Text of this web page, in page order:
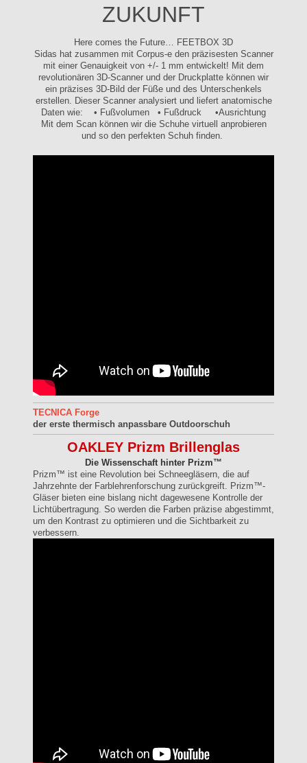
ZUKUNFT
Here comes the Future… FEETBOX 3D
Sidas hat zusammen mit Corpus-e den präzisesten Scanner
mit einer Genauigkeit von +/- 1 mm entwickelt! Mit dem
revolutionären 3D-Scanner und der Druckplatte können wir
ein präzises 3D-Bild der Füße und des Unterschenkels
erstellen. Dieser Scanner analysiert und liefert anatomische
Daten wie: • Fußvolumen • Fußdruck •Ausrichtung
Mit dem Scan können wir die Schuhe virtuell anprobieren
und so den perfekten Schuh finden.
TECNICA Forge
der erste thermisch anpassbare Outdoorschuh
OAKLEY Prizm Brillenglas
Die Wissenschaft hinter Prizm™
Prizm™ ist eine Revolution bei Schneegläsern, die auf
Jahrzehnte der Farblehrenforschung zurückgreift. Prizm™-
Gläser bieten eine bislang nicht dagewesene Kontrolle der
Lichtübertragung. So werden die Farben präzise abgestimmt,
um den Kontrast zu optimieren und die Sichtbarkeit zu
verbessern.